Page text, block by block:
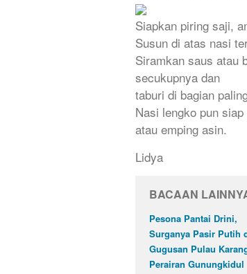
Siapkan piring saji,
Susun di atas nasi
Siramkan saus atau
secukupnya dan
taburi di bagian
Nasi lengko pun
atau emping asin.
Lidya
BACAAN
Pesona Pantai Drini,
Surganya Pasir Putih
Gugusan Pulau
Perairan Gunungkidul